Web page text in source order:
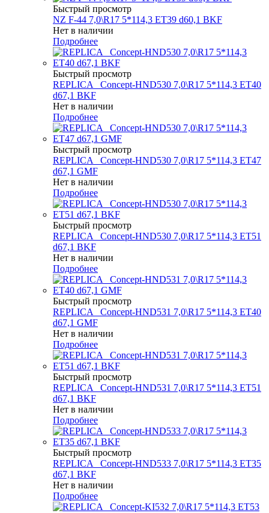
Быстрый просмотр
NZ F-44 7,0\R17 5*114,3 ET39 d60,1 BKF
Нет в наличии
Подробнее
Быстрый просмотр
REPLICA _Concept-HND530 7,0\R17 5*114,3 ET40
d67,1 BKF
Нет в наличии
Подробнее
Быстрый просмотр
REPLICA _Concept-HND530 7,0\R17 5*114,3 ET47
d67,1 GMF
Нет в наличии
Подробнее
Быстрый просмотр
REPLICA _Concept-HND530 7,0\R17 5*114,3 ET51
d67,1 BKF
Нет в наличии
Подробнее
Быстрый просмотр
REPLICA _Concept-HND531 7,0\R17 5*114,3 ET40
d67,1 GMF
Нет в наличии
Подробнее
Быстрый просмотр
REPLICA _Concept-HND531 7,0\R17 5*114,3 ET51
d67,1 BKF
Нет в наличии
Подробнее
Быстрый просмотр
REPLICA _Concept-HND533 7,0\R17 5*114,3 ET35
d67,1 BKF
Нет в наличии
Подробнее